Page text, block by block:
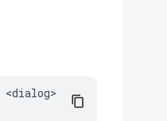
<dialog>